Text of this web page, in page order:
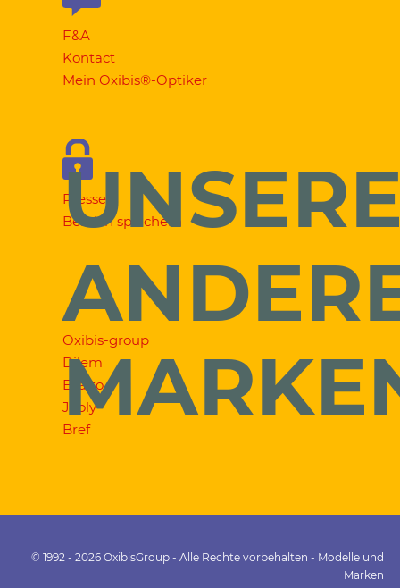
F&A
Kontact
Mein Oxibis®-Optiker
Presse
Bereich speichern
Oxibis-group
Dilem
Exalto
Jooly
Bref
© 1992 - 2026 OxibisGroup - Alle Rechte vorbehalten - Modelle und
Marken